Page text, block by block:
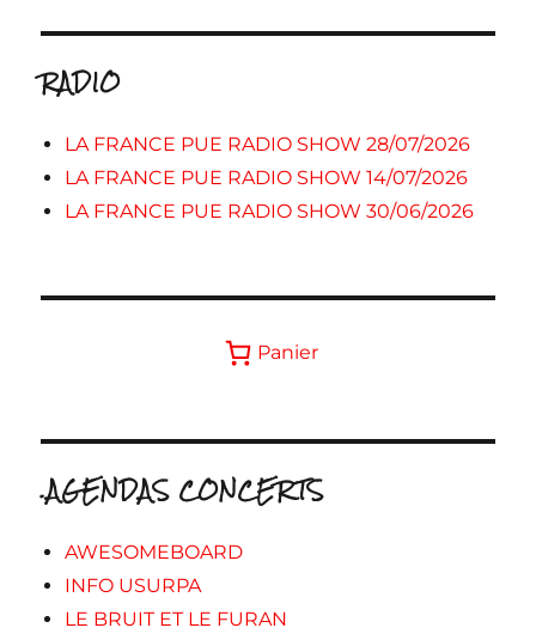
RADIO
LA FRANCE PUE RADIO SHOW 28/07/2026
LA FRANCE PUE RADIO SHOW 14/07/2026
LA FRANCE PUE RADIO SHOW 30/06/2026
Panier
.AGENDAS CONCERTS
AWESOMEBOARD
INFO USURPA
LE BRUIT ET LE FURAN